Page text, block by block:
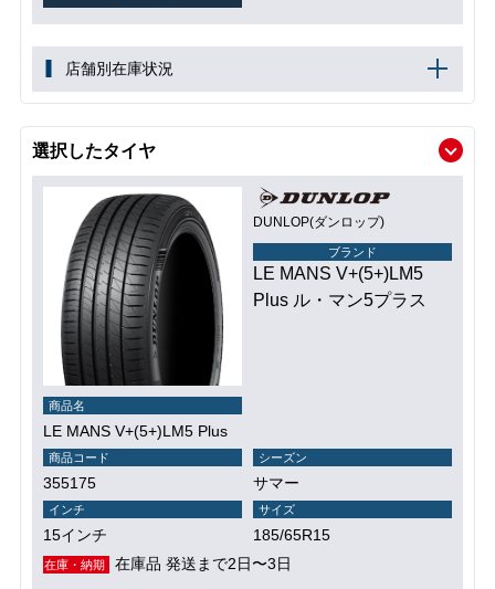
店舗別在庫状況
選択したタイヤ
DUNLOP(ダンロップ)
ブランド
LE MANS V+(5+)LM5
Plus ル・マン5プラス
商品名
LE MANS V+(5+)LM5 Plus
商品コード
355175
シーズン
サマー
インチ
15インチ
サイズ
185/65R15
在庫・納期 在庫品 発送まで2日〜3日